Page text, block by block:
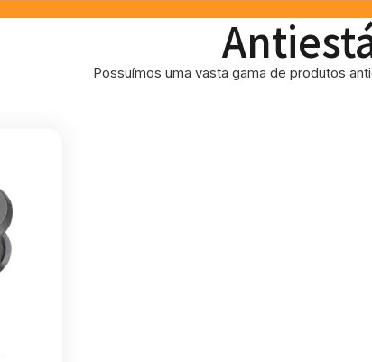
Possuímos uma vasta gama de produtos